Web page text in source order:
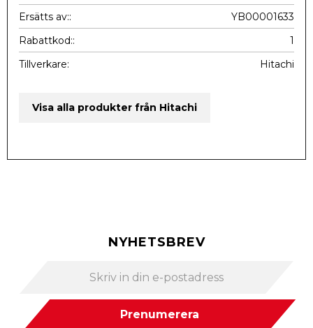
Ersätts av:
YB00001633
Rabattkod:
1
Tillverkare
Hitachi
Visa alla produkter från Hitachi
NYHETSBREV
Prenumerera